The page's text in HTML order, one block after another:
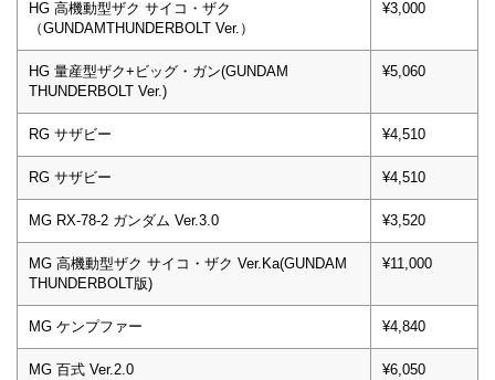
HG 高機動型ザク サイコ・ザク
（GUNDAMTHUNDERBOLT Ver.）
¥3,000
HG 量産型ザク+ビッグ・ガン(GUNDAM
THUNDERBOLT Ver.)
¥5,060
RG サザビー ¥4,510
RG サザビー ¥4,510
MG RX-78-2 ガンダム Ver.3.0 ¥3,520
MG 高機動型ザク サイコ・ザク Ver.Ka(GUNDAM
THUNDERBOLT版)
¥11,000
MG ケンプファー ¥4,840
MG 百式 Ver.2.0 ¥6,050